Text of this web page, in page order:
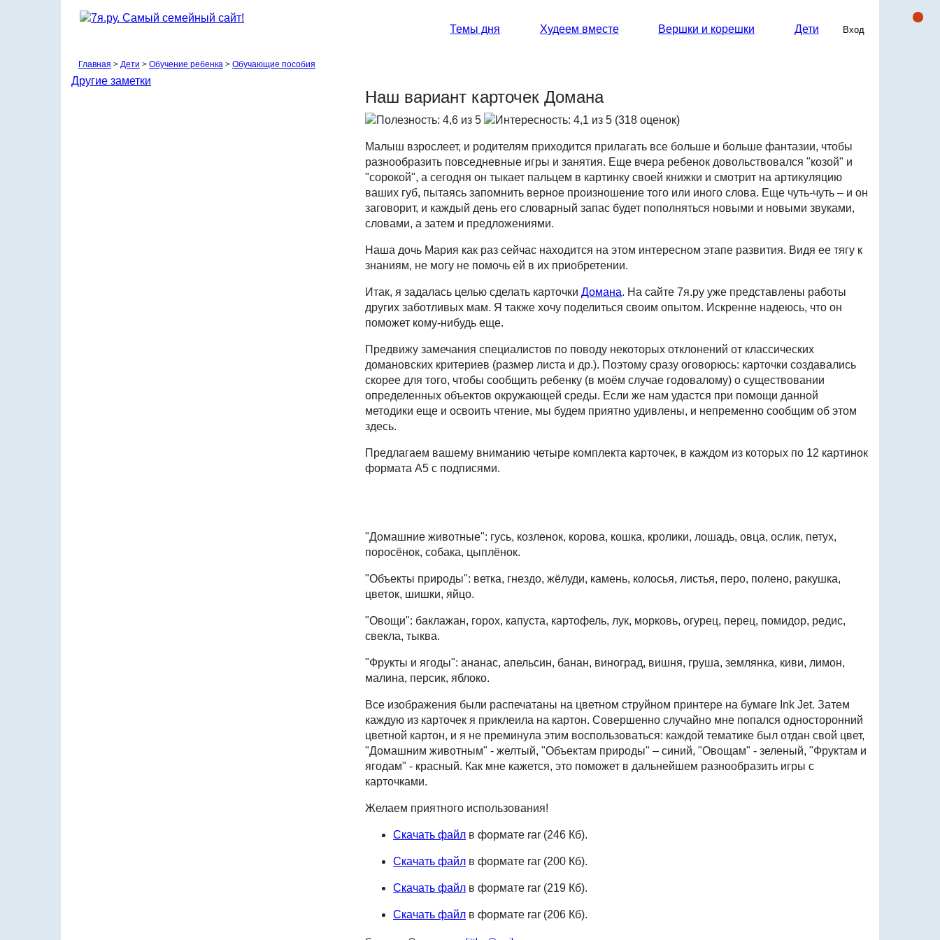
Темы дня Худеем вместе Вершки и корешки Дети Вход на сайт
Вход
Главная > Дети > Обучение ребенка > Обучающие пособия
Другие заметки
Наш вариант карточек Домана
(318 оценок)
Малыш взрослеет, и родителям приходится прилагать все больше и больше фантазии, чтобы
разнообразить повседневные игры и занятия. Еще вчера ребенок довольствовался "козой" и
"сорокой", а сегодня он тыкает пальцем в картинку своей книжки и смотрит на артикуляцию
ваших губ, пытаясь запомнить верное произношение того или иного слова. Еще чуть-чуть – и он
заговорит, и каждый день его словарный запас будет пополняться новыми и новыми звуками,
словами, а затем и предложениями.
Наша дочь Мария как раз сейчас находится на этом интересном этапе развития. Видя ее тягу к
знаниям, не могу не помочь ей в их приобретении.
Итак, я задалась целью сделать карточки Домана. На сайте 7я.ру уже представлены работы
других заботливых мам. Я также хочу поделиться своим опытом. Искренне надеюсь, что он
поможет кому-нибудь еще.
Предвижу замечания специалистов по поводу некоторых отклонений от классических
домановских критериев (размер листа и др.). Поэтому сразу оговорюсь: карточки создавались
скорее для того, чтобы сообщить ребенку (в моём случае годовалому) о существовании
определенных объектов окружающей среды. Если же нам удастся при помощи данной
методики еще и освоить чтение, мы будем приятно удивлены, и непременно сообщим об этом
здесь.
Предлагаем вашему вниманию четыре комплекта карточек, в каждом из которых по 12 картинок
формата А5 с подписями.
"Домашние животные": гусь, козленок, корова, кошка, кролики, лошадь, овца, ослик, петух,
поросёнок, собака, цыплёнок.
"Объекты природы": ветка, гнездо, жёлуди, камень, колосья, листья, перо, полено, ракушка,
цветок, шишки, яйцо.
"Овощи": баклажан, горох, капуста, картофель, лук, морковь, огурец, перец, помидор, редис,
свекла, тыква.
"Фрукты и ягоды": ананас, апельсин, банан, виноград, вишня, груша, землянка, киви, лимон,
малина, персик, яблоко.
Все изображения были распечатаны на цветном струйном принтере на бумаге Ink Jet. Затем
каждую из карточек я приклеила на картон. Совершенно случайно мне попался односторонний
цветной картон, и я не преминула этим воспользоваться: каждой тематике был отдан свой цвет,
"Домашним животным" - желтый, "Объектам природы" – синий, "Овощам" - зеленый, "Фруктам и
ягодам" - красный. Как мне кажется, это поможет в дальнейшем разнообразить игры с
карточками.
Желаем приятного использования!
Скачать файл в формате rar (246 Кб).
Скачать файл в формате rar (200 Кб).
Скачать файл в формате rar (219 Кб).
Скачать файл в формате rar (206 Кб).